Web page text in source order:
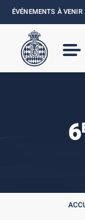
ÉVÉNEMENTS À VENIR
FORMULA 1
6